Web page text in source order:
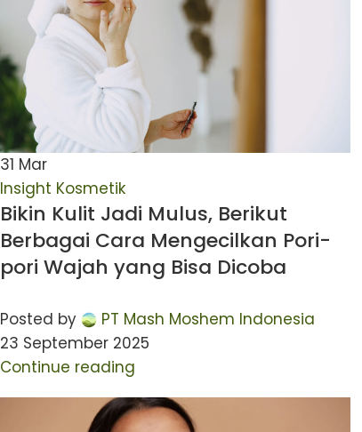
31 Mar
Insight Kosmetik
Bikin Kulit Jadi Mulus, Berikut
Berbagai Cara Mengecilkan Pori-
pori Wajah yang Bisa Dicoba
Posted by
PT Mash Moshem Indonesia
23 September 2025
Continue reading